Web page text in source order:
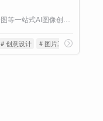
# 创意设计 # 图片工具